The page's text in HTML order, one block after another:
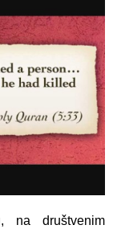
na društvenim